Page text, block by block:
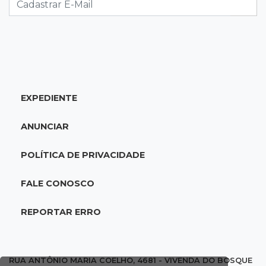
20:15Pedro Juan Caballero
ligada a laboratório ilegal
19:56São Gabriel do Oeste
Suspeitos de ocupar avião interceptado pela
cotado a R$ 5,08
EXPEDIENTE
ANUNCIAR
POLÍTICA DE PRIVACIDADE
FALE CONOSCO
REPORTAR ERRO
RUA ANTÔNIO MARIA COELHO, 4681 - VIVENDA DO BOSQUE